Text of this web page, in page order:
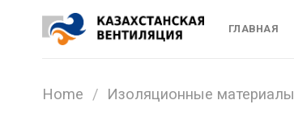
ГЛАВНАЯ
Home / Изоляционные материалы